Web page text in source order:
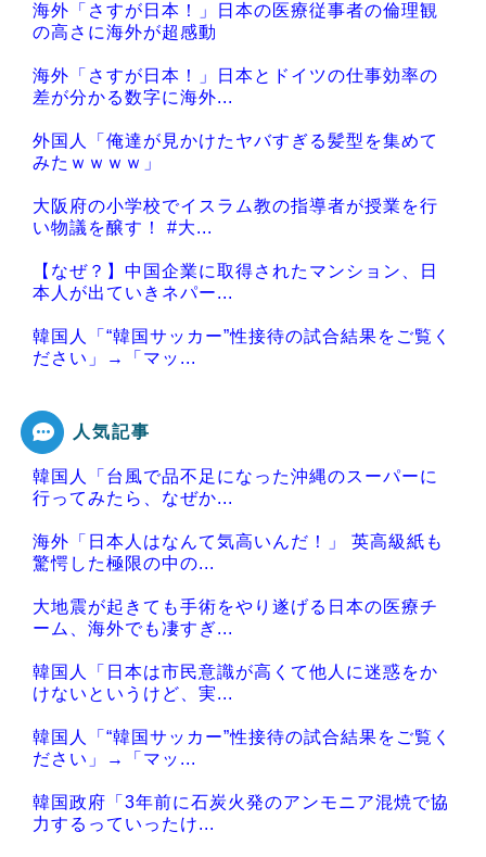
海外「さすが日本！」日本の医療従事者の倫理観
の高さに海外が超感動
海外「さすが日本！」日本とドイツの仕事効率の
差が分かる数字に海外...
外国人「俺達が見かけたヤバすぎる髪型を集めて
みたｗｗｗｗ」
大阪府の小学校でイスラム教の指導者が授業を行
い物議を醸す！ #大...
【なぜ？】中国企業に取得されたマンション、日
本人が出ていきネパー...
韓国人「“韓国サッカー”性接待の試合結果をご覧く
ださい」→「マッ...
Powered by livedoor 相互RSS
人気記事
韓国人「台風で品不足になった沖縄のスーパーに
行ってみたら、なぜか...
海外「日本人はなんて気高いんだ！」 英高級紙も
驚愕した極限の中の...
大地震が起きても手術をやり遂げる日本の医療チ
ーム、海外でも凄すぎ...
韓国人「日本は市民意識が高くて他人に迷惑をか
けないというけど、実...
韓国人「“韓国サッカー”性接待の試合結果をご覧く
ださい」→「マッ...
韓国政府「3年前に石炭火発のアンモニア混焼で協
力するっていったけ...